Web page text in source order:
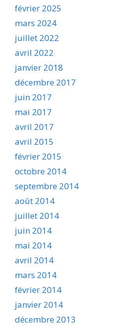
février 2025
mars 2024
juillet 2022
avril 2022
janvier 2018
décembre 2017
juin 2017
mai 2017
avril 2017
avril 2015
février 2015
octobre 2014
septembre 2014
août 2014
juillet 2014
juin 2014
mai 2014
avril 2014
mars 2014
février 2014
janvier 2014
décembre 2013